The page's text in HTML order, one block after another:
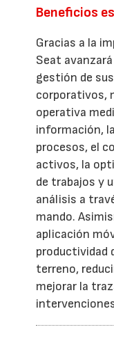
Beneficios
Gracias a la
Seat
gestión de
corporativos,
operativa
información,
procesos, el
activos, la
de trabajos y
análisis a
mando.
aplicación
productividad
terreno,
mejorar la